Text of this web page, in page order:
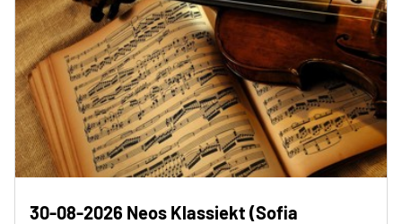
30-08-2026 Neos Klassiekt (Sofia